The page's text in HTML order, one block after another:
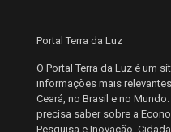
Portal Terra da Luz
O Portal Terra da Luz é um
informações mais
Ceará, no Brasil e no
precisa saber sobre a
Pesquisa e Inovação,